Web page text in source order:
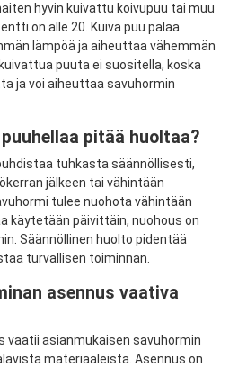
hyvin kuivattu koivupuu tai muu
on alle 20. Kuiva puu palaa
lämpöä ja aiheuttaa vähemmän
puuta ei suositella, koska
ja voi aiheuttaa savuhormin
pitää huoltaa?
tuhkasta säännöllisesti,
jälkeen tai vähintään
tulee nuohota vähintään
käytetään päivittäin, nuohous on
Säännöllinen huolto pidentää
turvallisen toiminnan.
asennus vaativa
vaatii asianmukaisen savuhormin
materiaaleista. Asennus on